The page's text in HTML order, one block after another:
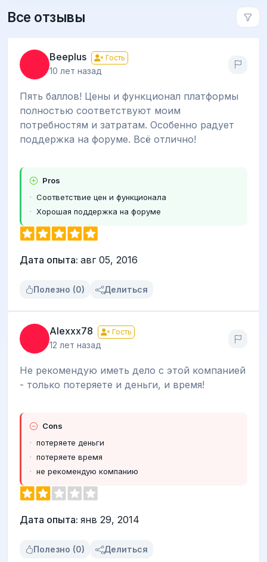
Все отзывы
Beeplus Гость
10 лет назад
Пять баллов! Цены и функционал платформы
полностью соответствуют моим
потребностям и затратам. Особенно радует
поддержка на форуме. Всё отлично!
Pros
Соответствие цен и функционала
Хорошая поддержка на форуме
Дата опыта: авг 05, 2016
Полезно (0) Делиться
Alexxx78 Гость
12 лет назад
Не рекомендую иметь дело с этой компанией
- только потеряете и деньги, и время!
Cons
потеряете деньги
потеряете время
не рекомендую компанию
Дата опыта: янв 29, 2014
Полезно (0) Делиться